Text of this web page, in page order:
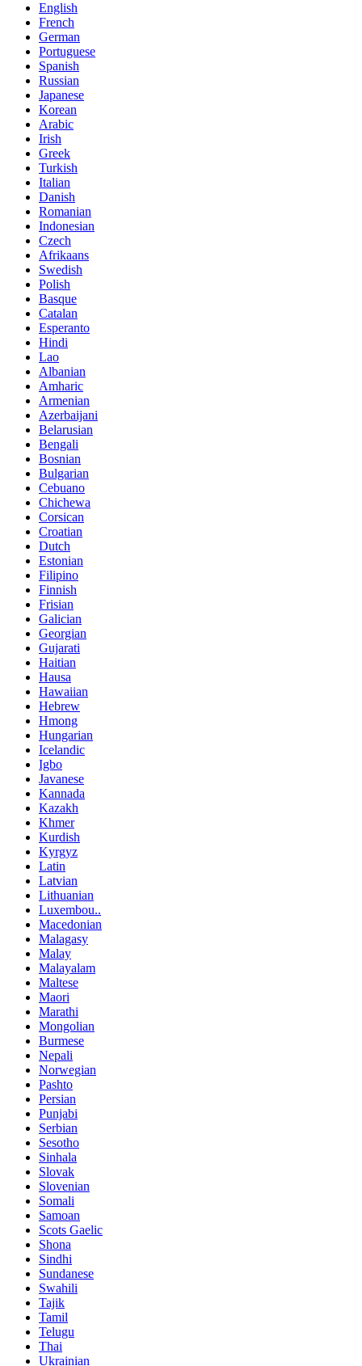
English
French
German
Portuguese
Spanish
Russian
Japanese
Korean
Arabic
Irish
Greek
Turkish
Italian
Danish
Romanian
Indonesian
Czech
Afrikaans
Swedish
Polish
Basque
Catalan
Esperanto
Hindi
Lao
Albanian
Amharic
Armenian
Azerbaijani
Belarusian
Bengali
Bosnian
Bulgarian
Cebuano
Chichewa
Corsican
Croatian
Dutch
Estonian
Filipino
Finnish
Frisian
Galician
Georgian
Gujarati
Haitian
Hausa
Hawaiian
Hebrew
Hmong
Hungarian
Icelandic
Igbo
Javanese
Kannada
Kazakh
Khmer
Kurdish
Kyrgyz
Latin
Latvian
Lithuanian
Luxembou..
Macedonian
Malagasy
Malay
Malayalam
Maltese
Maori
Marathi
Mongolian
Burmese
Nepali
Norwegian
Pashto
Persian
Punjabi
Serbian
Sesotho
Sinhala
Slovak
Slovenian
Somali
Samoan
Scots Gaelic
Shona
Sindhi
Sundanese
Swahili
Tajik
Tamil
Telugu
Thai
Ukrainian